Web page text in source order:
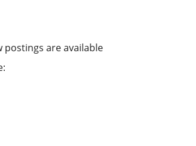
are available